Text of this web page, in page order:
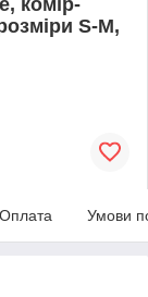
S-M,
Оплата Умови